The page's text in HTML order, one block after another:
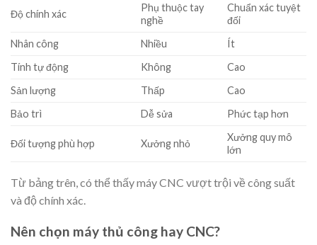
Độ chính xác
Phụ thuộc tay
nghề
Chuẩn xác tuyệt
đối
Nhân công
Nhiều
Ít
Tính tự động
Không
Cao
Sản lượng
Thấp
Cao
Bảo trì
Dễ sửa Phức tạp hơn
Đối tượng phù hợp Xưởng nhỏ
Xưởng quy mô
lớn
Từ bảng trên, có thể thấy máy CNC vượt trội về công suất
và độ chính xác.
Nên chọn máy thủ công hay CNC?